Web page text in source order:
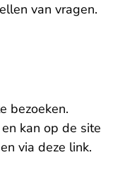
van vragen.
bezoeken.
kan op de site
via deze link- U
.